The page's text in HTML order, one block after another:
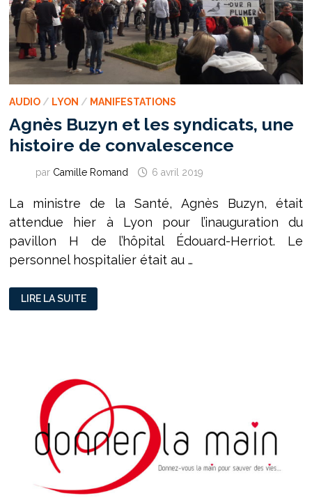
AUDIO/ LYON / MANIFESTATIONS
Agnès Buzyn et les syndicats, une
histoire de convalescence
par Camille Romand 6 avril 2019
La ministre de la Santé, Agnès Buzyn, était
attendue hier à Lyon pour l’inauguration du
pavillon H de l’hôpital Édouard-Herriot. Le
personnel hospitalier était au …
AGNÈS
BUZYN
ET
LIRE LA SUITE